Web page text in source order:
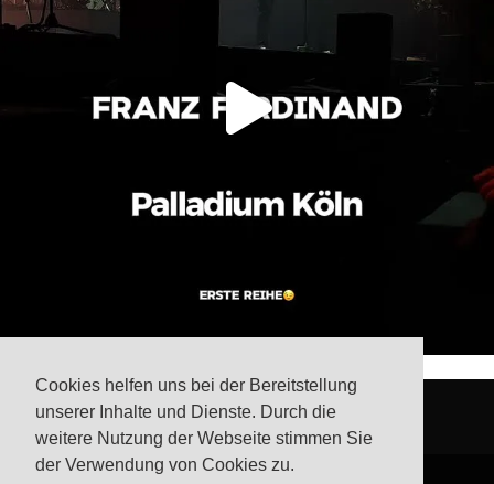
Cookies helfen uns bei der Bereitstellung
unserer Inhalte und Dienste. Durch die
weitere Nutzung der Webseite stimmen Sie
der Verwendung von Cookies zu.